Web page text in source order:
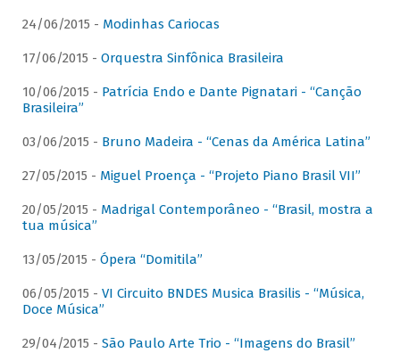
24/06/2015 - Modinhas Cariocas
17/06/2015 - Orquestra Sinfônica Brasileira
10/06/2015 - Patrícia Endo e Dante Pignatari - “Canção
Brasileira”
03/06/2015 - Bruno Madeira - “Cenas da América Latina”
27/05/2015 - Miguel Proença - “Projeto Piano Brasil VII”
20/05/2015 - Madrigal Contemporâneo - “Brasil, mostra a
tua música”
13/05/2015 - Ópera “Domitila”
06/05/2015 - VI Circuito BNDES Musica Brasilis - “Música,
Doce Música”
29/04/2015 - São Paulo Arte Trio - “Imagens do Brasil”